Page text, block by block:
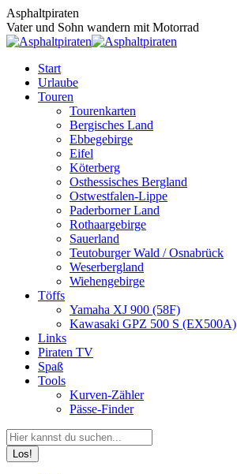
Zum
Inhalt
springen
Asphaltpiraten
Vater und Sohn wandern mit Motorrad
Start
Urlaube
Touren
Tourenkarten
Bergisches Land
Ebbegebirge
Eifel
Köterberg
Osthessisches Bergland
Ostwestfalen-Lippe
Paderborner Land
Rothaargebirge
Sauerland
Teutoburger Wald / Osnabrück
Weserbergland
Wiehengebirge
Töffs
Yamaha XJ 900 (58F)
Kawasaki GPZ 500 S (EX500A)
Links
Piraten TV
Spaß
Tools
Kurven-Zähler
Pässe-Finder
Search: